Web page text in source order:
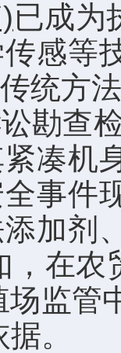
已成为
感等
统方
查检
凑机
事件
加剂
，在
监管
。